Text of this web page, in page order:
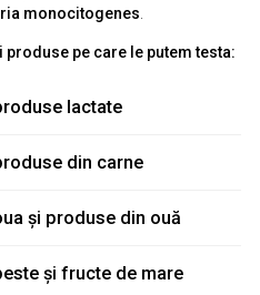
monocitogenes
pe care le putem testa:
lactate
din carne
şi produse din ouă
şi fructe de mare